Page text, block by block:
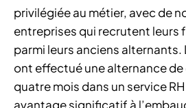
privilégiée au métier, avec de
entreprises qui recrutent leurs
parmi leurs anciens
ont effectué une alternance
quatre mois dans un service
avantage significatif à